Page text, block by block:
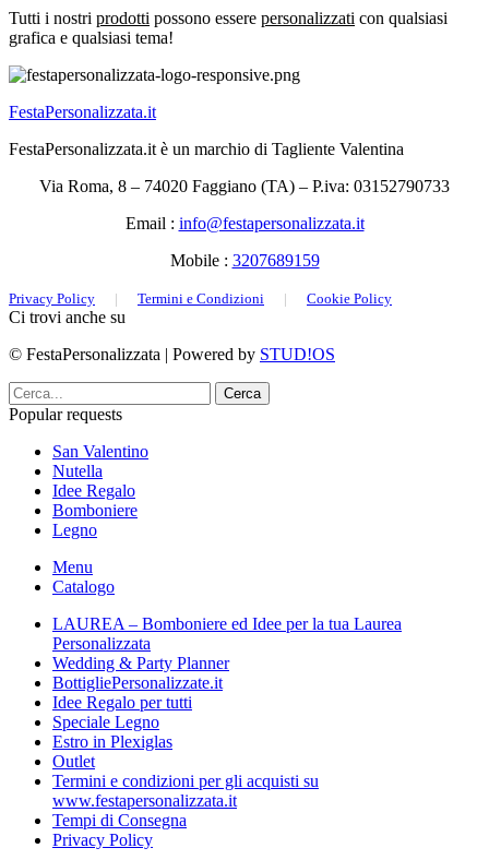
Tutti i nostri prodotti possono essere personalizzati con qualsiasi
grafica e qualsiasi tema!
FestaPersonalizzata.it
FestaPersonalizzata.it è un marchio di Tagliente Valentina
Via Roma, 8 – 74020 Faggiano (TA) – P.iva: 03152790733
Email : info@festapersonalizzata.it
Mobile : 3207689159
Privacy Policy | Termini e Condizioni | Cookie Policy
Ci trovi anche su
© FestaPersonalizzata | Powered by STUD!OS
Cerca
Popular requests
San Valentino
Nutella
Idee Regalo
Bomboniere
Legno
Menu
Catalogo
LAUREA – Bomboniere ed Idee per la tua Laurea
Personalizzata
Wedding & Party Planner
BottigliePersonalizzate.it
Idee Regalo per tutti
Speciale Legno
Estro in Plexiglas
Outlet
Termini e condizioni per gli acquisti su
www.festapersonalizzata.it
Tempi di Consegna
Privacy Policy